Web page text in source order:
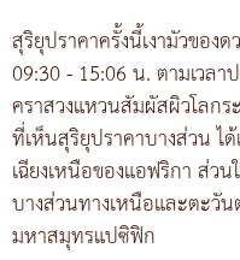
สุริยุปราคาครั้งนี้เงามัวของ
09:30 - 15:06 น. ตามเวลา
คราสวงแหวนสัมผัสผิวโลกร
ที่เห็นสุริยุปราคาบางส่วน
เฉียงเหนือของแอฟริกา ส่ว
บางส่วนทางเหนือและตะวั
มหาสมุทรแปซิฟิก